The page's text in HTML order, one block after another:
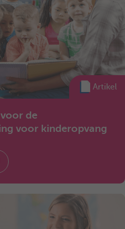
Artikel
de
voor kinderopvang